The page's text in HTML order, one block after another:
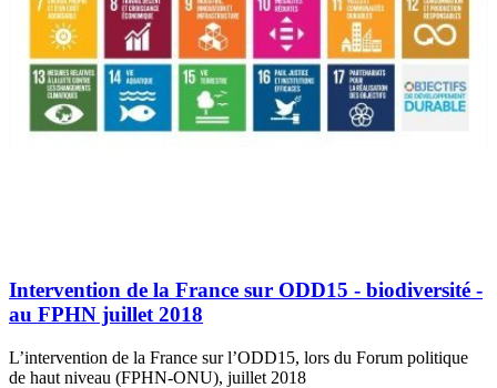
Intervention de la France sur ODD15 - biodiversité -
au FPHN juillet 2018
L’intervention de la France sur l’ODD15, lors du Forum politique
de haut niveau (FPHN-ONU), juillet 2018